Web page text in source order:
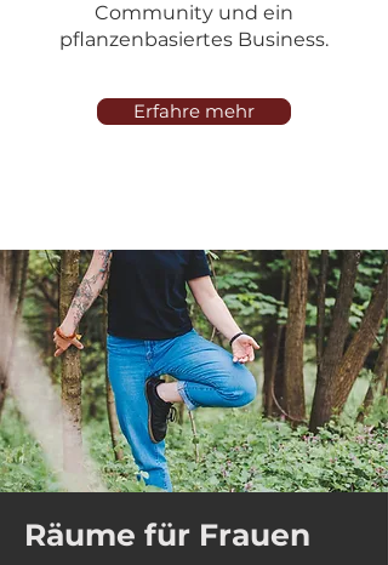
Community und ein
pflanzenbasiertes Business.
Erfahre mehr
Räume für Frauen